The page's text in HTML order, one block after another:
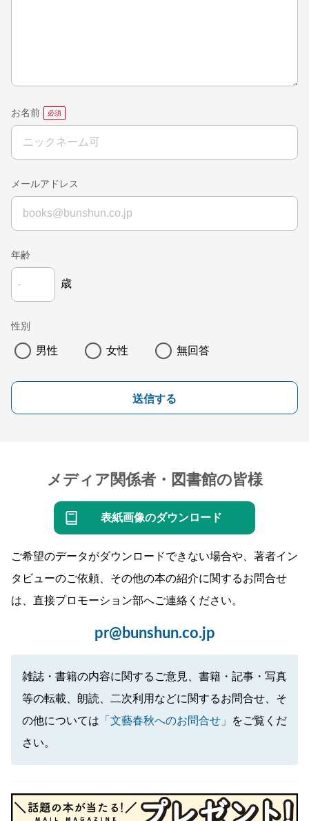
お名前
メールアドレス
年齢
歳
性別
男性 女性 無回答
送信する
メディア関係者・図書館の皆様
表紙画像のダウンロード
ご希望のデータがダウンロードできない場合や、著者イン
タビューのご依頼、その他の本の紹介に関するお問合せ
は、直接プロモーション部へご連絡ください。
pr@bunshun.co.jp
雑誌・書籍の内容に関するご意見、書籍・記事・写真
等の転載、朗読、二次利用などに関するお問合せ、そ
の他については 「文藝春秋へのお問合せ」
をご覧くだ
さい。